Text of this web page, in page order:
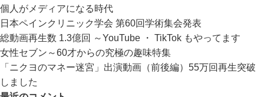
個人がメディアになる時代
日本ペインクリニック学会 第60回学術集会発表
総動画再生数 1.3億回 ～YouTube ・ TikTok もやってます
女性セブン～60才からの究極の趣味特集
「ニクヨのマネー迷宮」出演動画（前後編）55万回再生突破
しました